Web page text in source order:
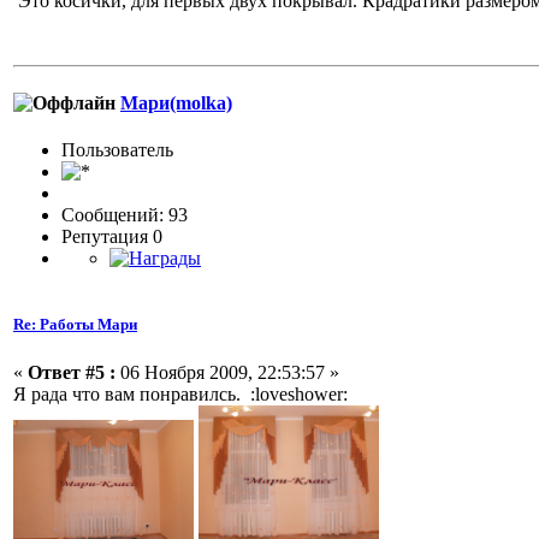
Мари(molka)
Пользовaтeль
Сообщений: 93
Репутация 0
Re: Работы Мари
« Ответ #5 : 06 Ноября 2009, 22:53:57 »
Я рада что вам понравилсь. :loveshower: